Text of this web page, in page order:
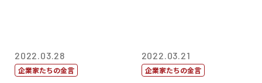
2022.03.28
企業家たちの金言
2022.03.21
企業家たちの金言